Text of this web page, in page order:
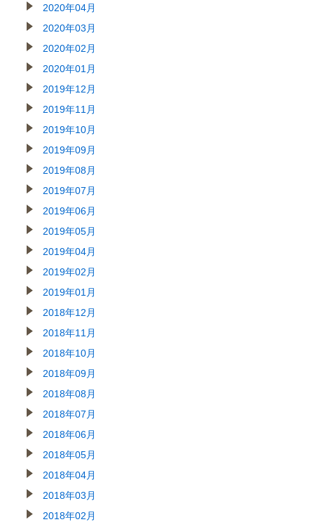
2020年04月
2020年03月
2020年02月
2020年01月
2019年12月
2019年11月
2019年10月
2019年09月
2019年08月
2019年07月
2019年06月
2019年05月
2019年04月
2019年02月
2019年01月
2018年12月
2018年11月
2018年10月
2018年09月
2018年08月
2018年07月
2018年06月
2018年05月
2018年04月
2018年03月
2018年02月